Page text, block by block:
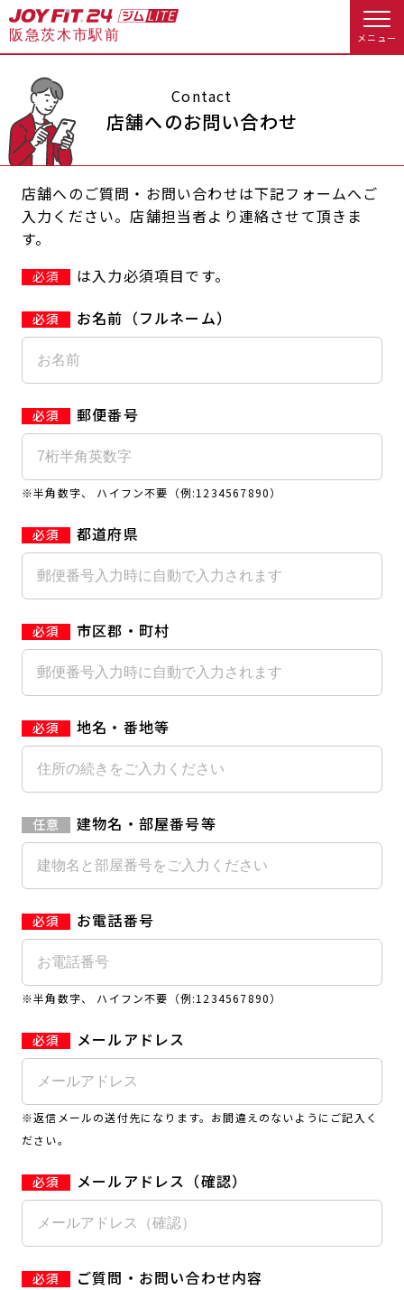
阪急茨木市駅前 メニュー
店舗トップ
会員の方へトップ
会員様へのお知らせ
オプション料金
店舗情報・サービス よくあるご質問
店舗へのお問い合わせ
入会するトップ
Appで入会手続き料金・サービス等詳しく見る
入会を悩まれている方へトップ
キャンペーン
JOYFIT24
JOYFIT+ 店舗を探す
Contact
店舗へのお問い合わせ
店舗へのご質問・お問い合わせは下記フォームへご
入力ください。店舗担当者より連絡させて頂きま
す。
必須
は入力必須項目です。
お名前（フルネーム）
郵便番号
※半角数字、 ハイフン不要（例:1234567890）
都道府県
市区郡・町村
地名・番地等
建物名・部屋番号等
お電話番号
※半角数字、 ハイフン不要（例:1234567890）
メールアドレス
※返信メールの送付先になります。お間違えのないようにご記入く
ださい。
メールアドレス（確認）
ご質問・お問い合わせ内容